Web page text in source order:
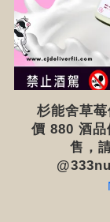
杉能舍草
價 880 酒品
售，